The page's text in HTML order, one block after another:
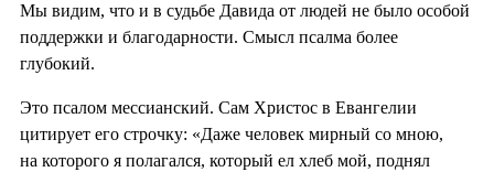
Мы видим, что и в судьбе Давида от людей не было особой
поддержки и благодарности. Смысл псалма более
глубокий.
Это псалом мессианский. Сам Христос в Евангелии
цитирует его строчку: «Даже человек мирный со мною,
на которого я полагался, который ел хлеб мой, поднял